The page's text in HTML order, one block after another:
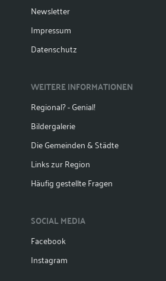
Newsletter
Impressum
Datenschutz
WEITERE INFORMATIONEN
Regional? - Genial!
Bildergalerie
Die Gemeinden & Städte
Links zur Region
Häufig gestellte Fragen
SOCIAL MEDIA
Facebook
Instagram